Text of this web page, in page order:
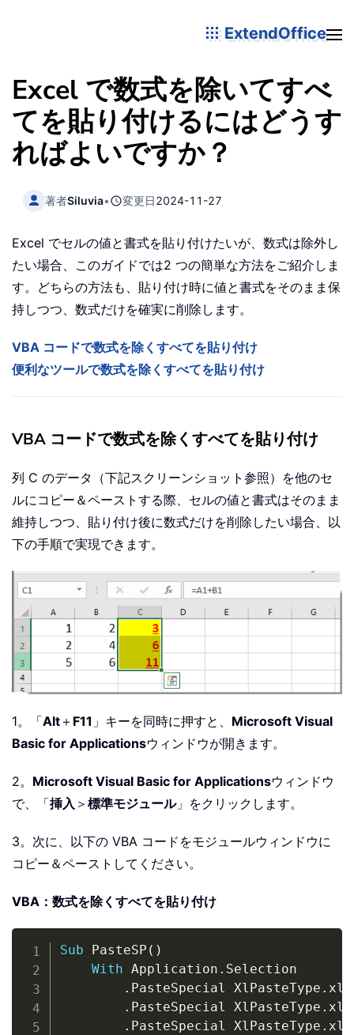
ExtendOffice
Excel で数式を除いてすべ
てを貼り付けるにはどうす
ればよいですか？
著者Siluvia• 変更日2024-11-27
Excel でセルの値と書式を貼り付けたいが、数式は除外し
たい場合、このガイドでは2 つの簡単な方法をご紹介しま
す。どちらの方法も、貼り付け時に値と書式をそのまま保
持しつつ、数式だけを確実に削除します。
VBA コードで数式を除くすべてを貼り付け
便利なツールで数式を除くすべてを貼り付け
VBA コードで数式を除くすべてを貼り付け
列 C のデータ（下記スクリーンショット参照）を他のセ
ルにコピー＆ペーストする際、セルの値と書式はそのまま
維持しつつ、貼り付け後に数式だけを削除したい場合、以
下の手順で実現できます。
1。「Alt＋ F11 」キーを同時に押すと、 Microsoft Visual
Basic for Applicationsウィンドウが開きます。
2。 Microsoft Visual Basic for Applicationsウィンドウ
で、「挿入 ＞ 標準モジュール」をクリックします。
3。次に、以下の VBA コードをモジュールウィンドウに
コピー＆ペーストしてください。
VBA：数式を除くすべてを貼り付け
Sub PasteSP ( )
With Application . Selection
. PasteSpecial XlPasteType .
. PasteSpecial XlPasteType .
. PasteSpecial XlPasteType .